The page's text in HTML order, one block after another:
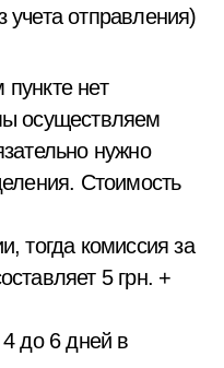
отправления)
нет
осуществляем
нужно
Стоимость
тогда комиссия за
5 грн. +
до 6 дней в